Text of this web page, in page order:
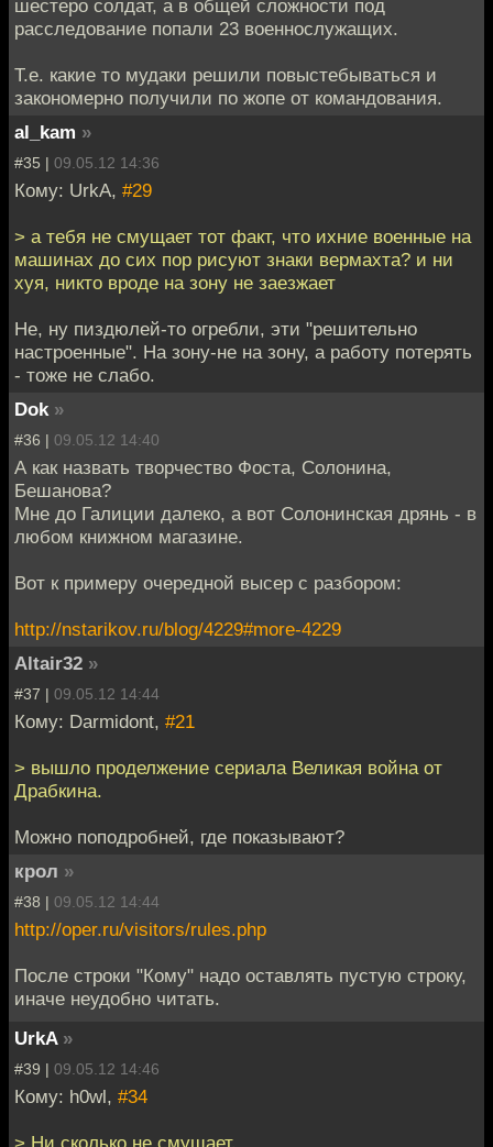
шестеро солдат, а в общей сложности под
расследование попали 23 военнослужащих.
Т.е. какие то мудаки решили повыстебываться и
закономерно получили по жопе от командования.
al_kam »
#35 | 09.05.12 14:36
Кому: UrkA, #29
> а тебя не смущает тот факт, что ихние военные на
машинах до сих пор рисуют знаки вермахта? и ни
хуя, никто вроде на зону не заезжает
Не, ну пиздюлей-то огребли, эти "решительно
настроенные". На зону-не на зону, а работу потерять
- тоже не слабо.
Dok »
#36 | 09.05.12 14:40
А как назвать творчество Фоста, Солонина,
Бешанова?
Мне до Галиции далеко, а вот Солонинская дрянь - в
любом книжном магазине.
Вот к примеру очередной высер с разбором:
http://nstarikov.ru/blog/4229#more-4229
Altair32 »
#37 | 09.05.12 14:44
Кому: Darmidont, #21
> вышло проделжение сериала Великая война от
Драбкина.
Можно поподробней, где показывают?
крол »
#38 | 09.05.12 14:44
http://oper.ru/visitors/rules.php
После строки "Кому" надо оставлять пустую строку,
иначе неудобно читать.
UrkA »
#39 | 09.05.12 14:46
Кому: h0wl, #34
> Ни сколько не смущает.